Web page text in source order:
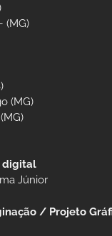
(MG)
(MG)
digital
Júnior
/ Projeto